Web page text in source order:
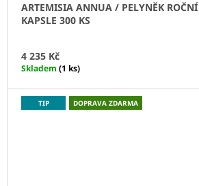
ARTEMISIA ANNUA / PELYNĚK ROČNÍ Z TENERIFE,
KAPSLE 300 KS
4 235 Kč
Skladem (1 ks)
TIP DOPRAVA ZDARMA